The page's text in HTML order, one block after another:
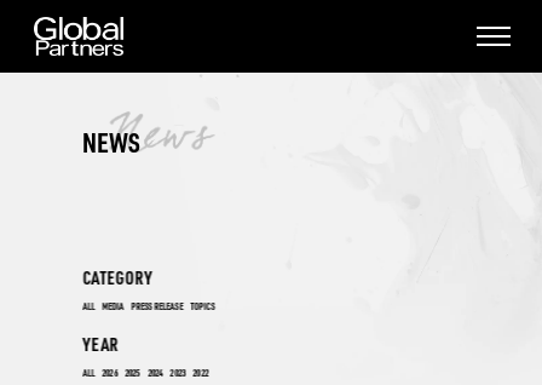
NEWS
CATEGORY
ALL MEDIA PRESS RELEASE TOPICS
YEAR
ALL 2026 2025 2024 2023 2022